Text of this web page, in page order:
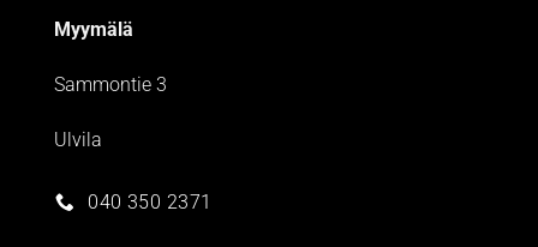
Myymälä
Sammontie 3
Ulvila
040 350 2371